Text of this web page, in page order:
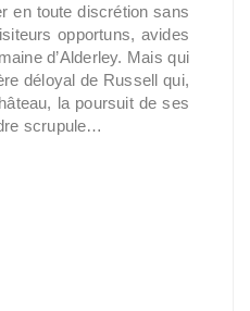
en toute discrétion sans
opportuns, avides
d’Alderley. Mais qui
déloyal de Russell qui,
la poursuit de ses
scrupule…